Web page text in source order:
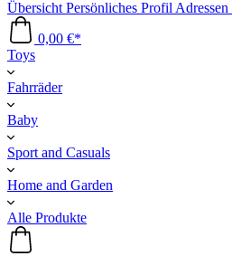
Übersicht Persönliches Profil Adressen
0,00 €*
Toys
Fahrräder
Baby
Sport and Casuals
Home and Garden
Alle Produkte